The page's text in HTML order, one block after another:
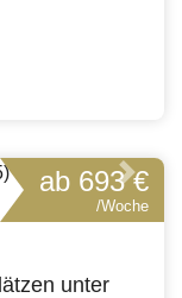
Next
unter
ab 693 €
/Woche